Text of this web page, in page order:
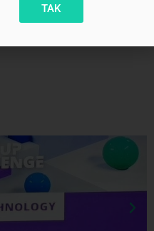
Dz.U.2023 poz.817.
TAK